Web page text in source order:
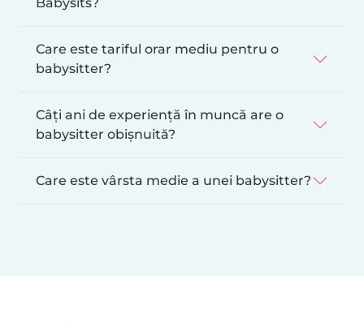
Care este tariful orar mediu pentru o
babysitter?
Câți ani de experiență în muncă are o
babysitter obișnuită?
Care este vârsta medie a unei babysitter?